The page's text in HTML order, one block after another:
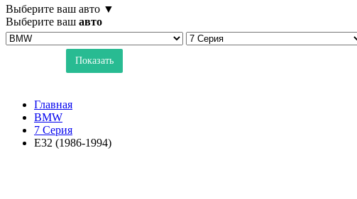
Выберите ваш авто ▼
Выберите ваш авто
Показать
Главная
BMW
7 Серия
E32 (1986-1994)